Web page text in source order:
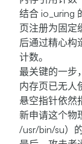
结合 io_uring
页注册为固定
后通过精心构
计数。
最关键的一步
内存页已无人
悬空指针依然
新申请这个物
/usr/bin/su）